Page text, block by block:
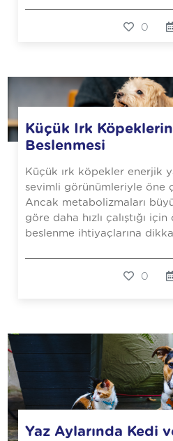
0
Küçük Irk Köpeklerin
Beslenmesi
Küçük ırk köpekler enerjik
sevimli görünümleriyle öne
Ancak metabolizmaları
göre daha hızlı çalıştığı için
beslenme ihtiyaçlarına
0
Yaz Aylarında Kedi